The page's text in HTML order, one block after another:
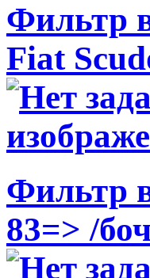
Фильтр
Fiat
Фильтр
83=> /